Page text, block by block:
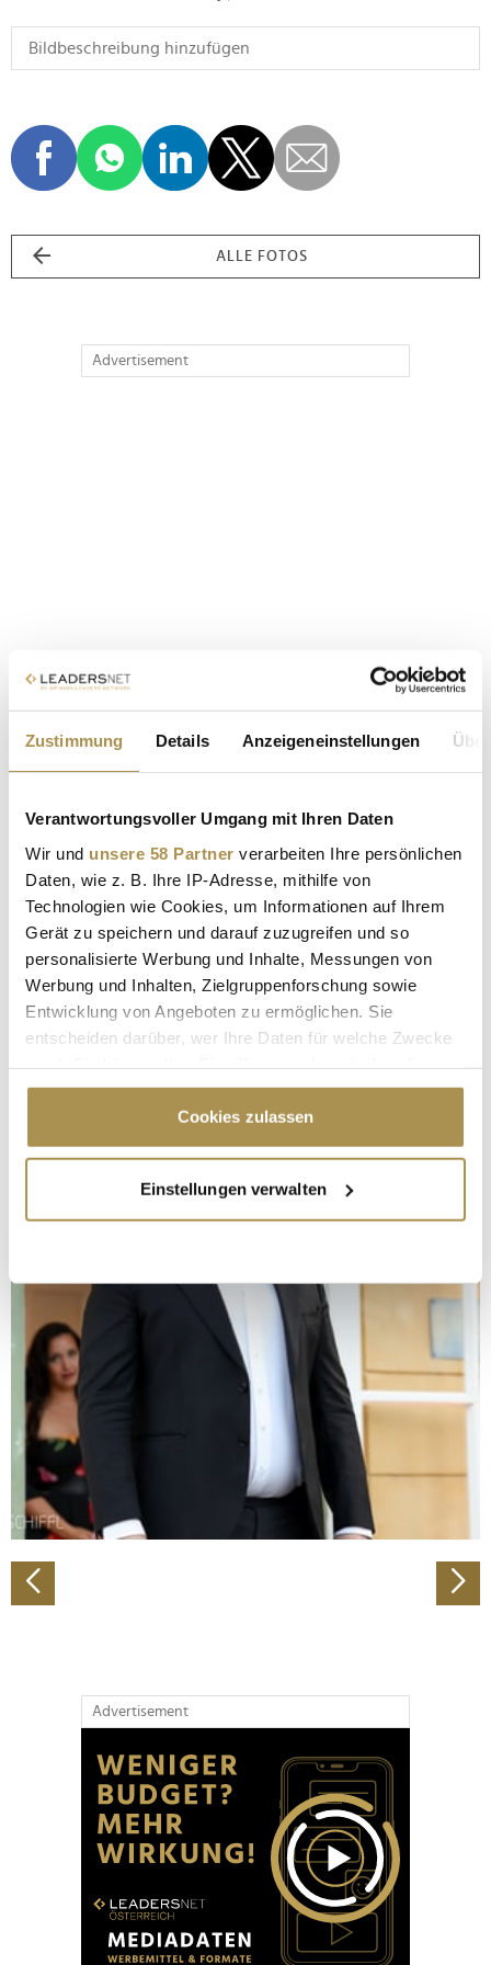
Zustimmung Details Anzeigeneinstellungen
Verantwortungsvoller Umgang mit Ihren Daten
Wir und unsere 58 Partner verarbeiten Ihre persönlichen
Daten, wie z. B. Ihre IP-Adresse, mithilfe von
Technologien wie Cookies, um Informationen auf Ihrem
Gerät zu speichern und darauf zuzugreifen und so
personalisierte Werbung und Inhalte, Messungen von
Werbung und Inhalten, Zielgruppenforschung sowie
Entwicklung von Angeboten zu ermöglichen. Sie
entscheiden darüber, wer Ihre Daten für welche Zwecke
Cookie-Erklärung oder durch Klicken auf das Privacy
Trigger Symbol ändern oder widerrufen
Informationen über Ihre geografische Lage
erfassen, welche bis auf einige Meter genau sein
bestimmten Merkmalen (Fingerprinting) identifizieren
Erfahren Sie mehr darüber, wie Ihre persönlichen Daten
verarbeitet werden, und legen Sie Ihre Präferenzen im
Abschnitt Einzelheiten
fest.
Wir verwenden Cookies, um Inhalte und Anzeigen zu
personalisieren, Funktionen für soziale Medien anbieten
zu können und die Zugriffe auf unsere Website zu
analysieren. Außerdem geben wir Informationen zu Ihrer
Verwendung unserer Website an unsere Partner für
soziale Medien, Werbung und Analysen weiter. Unsere
Partner führen diese Informationen möglicherweise mit
Cookies zulassen
Einstellungen verwalten
ALLE FOTOS
Advertisement
Advertisement